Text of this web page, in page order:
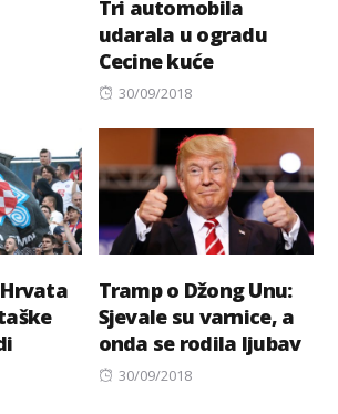
Tri automobila
udarala u ogradu
Cecine kuće
Posted
30/09/2018
Tramp o Džong Unu:
Sjevale su varnice, a
onda se rodila ljubav
Posted
30/09/2018